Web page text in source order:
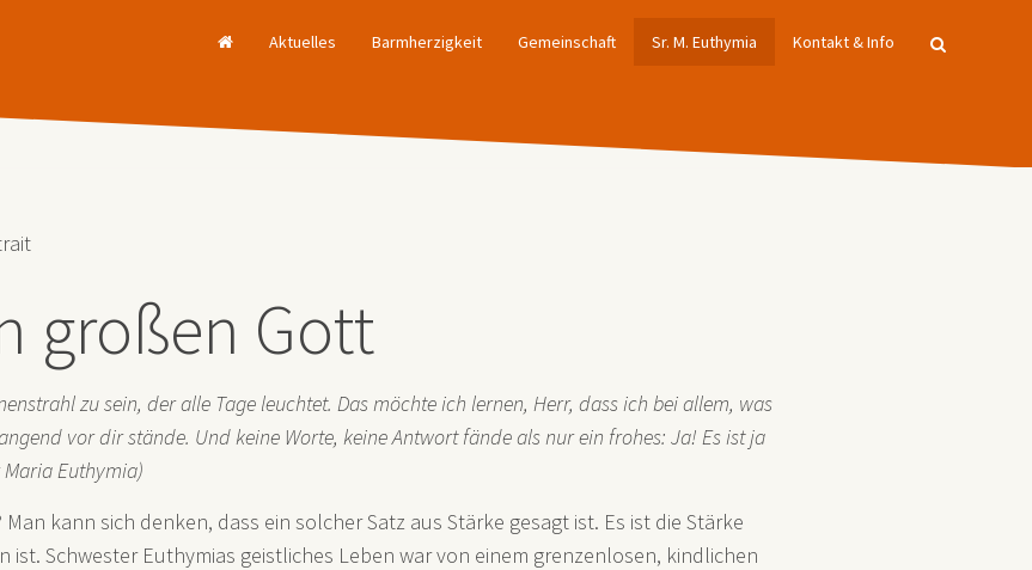
Aktuelles Barmherzigkeit Gemeinschaft Sr. M. Euthymia Kontakt & Info
großen Gott
zu sein, der alle Tage leuchtet. Das möchte ich lernen, Herr, dass ich bei allem, was
vor dir stände. Und keine Worte, keine Antwort fände als nur ein frohes: Ja! Es ist ja
Euthymia)
kann sich denken, dass ein solcher Satz aus Stärke gesagt ist. Es ist die Stärke
ist. Schwester Euthymias geistliches Leben war von einem grenzenlosen, kindlichen